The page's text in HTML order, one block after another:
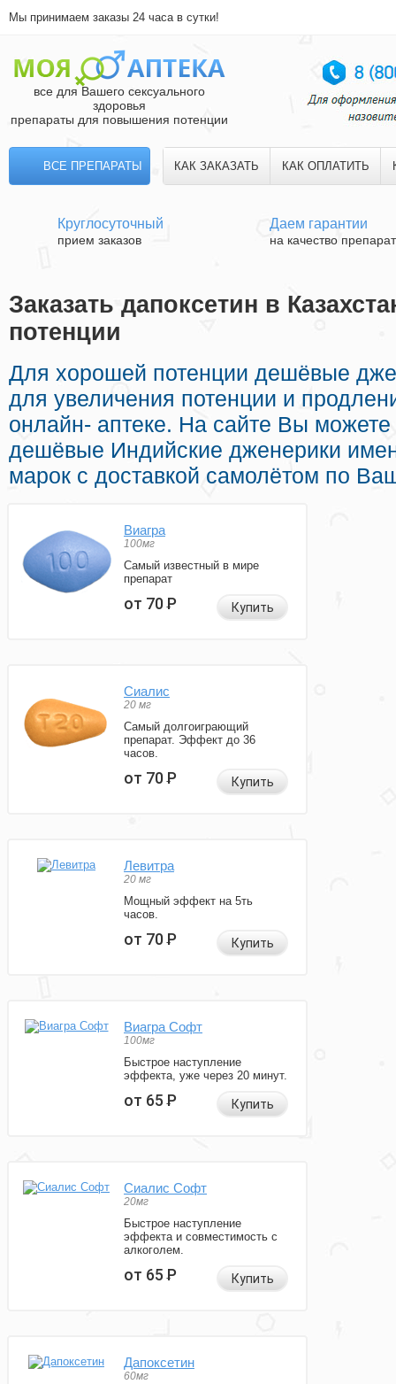
Мы принимаем заказы 24 часа в сутки!
все для Вашего сексуального
здоровья
препараты для повышения потенции
ВСЕ ПРЕПАРАТЫ КАК ЗАКАЗАТЬ КАК ОПЛАТИТЬ
Круглосуточный
прием заказов
Даем гарантии
на качество
Заказать дапоксетин в
потенции
Для хорошей потенции дешёвые
для увеличения потенции и
онлайн- аптеке. На сайте Вы можете
дешёвые Индийские дженерики
марок с доставкой самолётом по
Виагра
100мг
Самый известный в мире
препарат
от 70Р Купить
Сиалис
20 мг
Самый долгоиграющий
препарат. Эффект до 36
часов.
от 70Р Купить
Левитра
20 мг
Мощный эффект на 5ть
часов.
от 70Р Купить
Виагра Софт
100мг
Быстрое наступление
эффекта, уже через 20 минут.
от 65Р Купить
Сиалис Софт
20мг
Быстрое наступление
эффекта и совместимость с
алкоголем.
от 65Р Купить
Дапоксетин
60мг